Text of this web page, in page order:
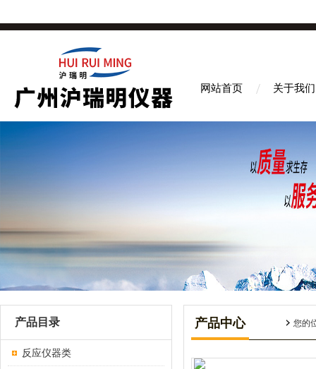
网站首页 关于我们
产品目录
反应仪器类
产品中心 您的